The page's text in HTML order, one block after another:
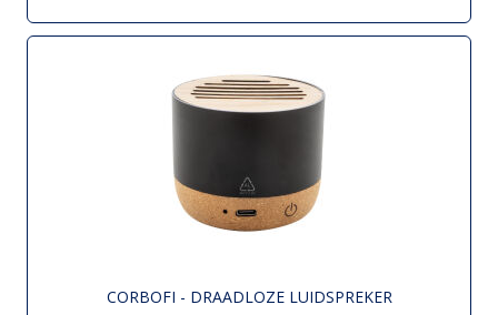
CORBOFI - DRAADLOZE LUIDSPREKER